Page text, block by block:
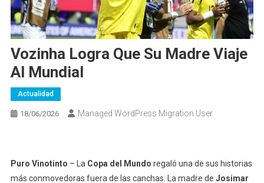
Vozinha Logra Que Su Madre Viaje
Al Mundial
Actualidad
18/06/2026 Managed WordPress Migration User
Puro Vinotinto – La Copa del Mundo regaló una de sus historias
más conmovedoras fuera de las canchas. La madre de Josimar